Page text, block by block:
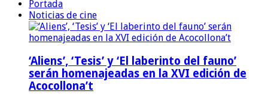
Portada
Noticias de cine
‘Aliens’, ‘Tesis’ y ‘El laberinto del fauno’
serán homenajeadas en la XVI edición de
Acocollona’t